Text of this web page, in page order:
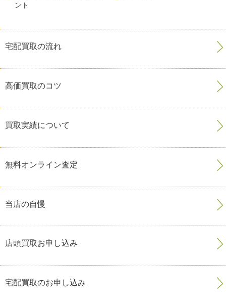
ント
宅配買取の流れ
高価買取のコツ
買取実績について
無料オンライン査定
当店の自慢
店頭買取お申し込み
宅配買取のお申し込み